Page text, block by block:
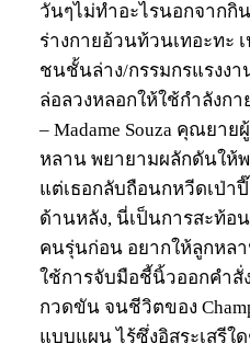
วันๆไม่ทำอะไรนอกจากกิ
ร่างกายอ้วนท้วนเทอะทะ
ชนชั้นล่าง/กรรมกรแรงงา
ล่อลวงหลอกให้ใช้กำลังก
– Madame Souza คุณยา
หลาน พยายามผลักดันให้
แต่เธอกลับถือนกหวีดเป่า
ด้านหลัง, นี่เป็นการสะท้อ
คนรุ่นก่อน อยากให้ลูกหล
ใช้การจับมือชี้นิ้วออกคำสั่
กวดขัน จนชีวิตของ
แบบแผน ไร้ซึ่งอิสระเสรีใด